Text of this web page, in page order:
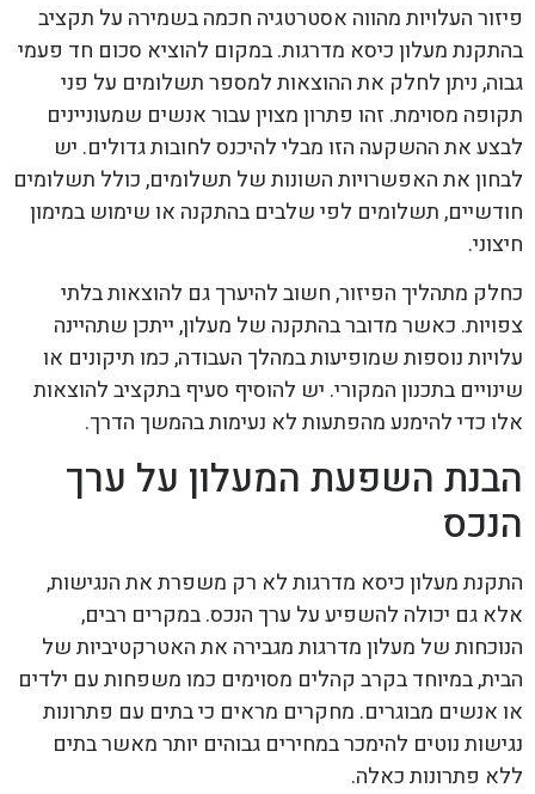
פיזור העלויות מהווה אסטרטגיה חכמה בשמירה על תקציב
בהתקנת מעלון כיסא מדרגות. במקום להוציא סכום חד פעמי
גבוה, ניתן לחלק את ההוצאות למספר תשלומים על פני
תקופה מסוימת. זהו פתרון מצוין עבור אנשים שמעוניינים
לבצע את ההשקעה הזו מבלי להיכנס לחובות גדולים. יש
לבחון את האפשרויות השונות של תשלומים, כולל תשלומים
חודשיים, תשלומים לפי שלבים בהתקנה או שימוש במימון
חיצוני.
כחלק מתהליך הפיזור, חשוב להיערך גם להוצאות בלתי
צפויות. כאשר מדובר בהתקנה של מעלון, ייתכן שתהיינה
עלויות נוספות שמופיעות במהלך העבודה, כמו תיקונים או
שינויים בתכנון המקורי. יש להוסיף סעיף בתקציב להוצאות
אלו כדי להימנע מהפתעות לא נעימות בהמשך הדרך.
הבנת השפעת המעלון על ערך
הנכס
התקנת מעלון כיסא מדרגות לא רק משפרת את הנגישות,
אלא גם יכולה להשפיע על ערך הנכס. במקרים רבים,
הנוכחות של מעלון מדרגות מגבירה את האטרקטיביות של
הבית, במיוחד בקרב קהלים מסוימים כמו משפחות עם ילדים
או אנשים מבוגרים. מחקרים מראים כי בתים עם פתרונות
נגישות נוטים להימכר במחירים גבוהים יותר מאשר בתים
ללא פתרונות כאלה.